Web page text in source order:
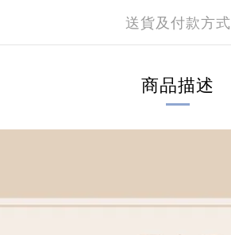
送貨及付款方式
商品描述